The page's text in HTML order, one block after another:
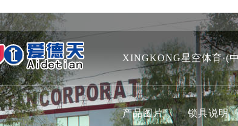
XINGKONG星空体育·(
产品图片 锁具说明